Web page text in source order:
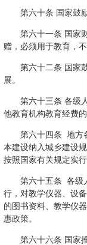
第六十条 国家鼓励
第六十一条 国家财
赠，必须用于教育，
第六十二条 国家鼓
展。
第六十三条 各级人
他教育机构教育经费
第六十四条 地方各
本建设纳入城乡建设
按照国家有关规定实
第六十五条 各级人
行，对教学仪器、设
的图书资料、教学仪
惠政策。
第六十六条 国家推